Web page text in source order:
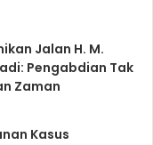
Jalan H. M.
Pengabdian Tak
Zaman
Kasus